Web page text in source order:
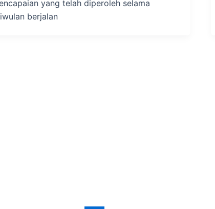
yang telah diperoleh selama
berjalan